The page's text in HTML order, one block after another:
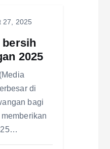
27, 2025
bersih
2025
di
bagi